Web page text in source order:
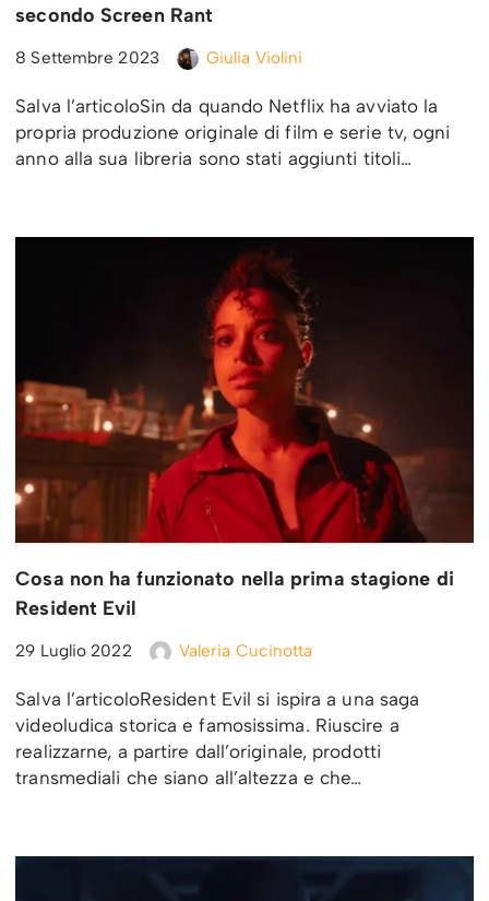
secondo Screen Rant
8 Settembre 2023 Giulia Violini
Salva l’articoloSin da quando Netflix ha avviato la
propria produzione originale di film e serie tv, ogni
anno alla sua libreria sono stati aggiunti titoli…
Cosa non ha funzionato nella prima stagione di
Resident Evil
29 Luglio 2022 Valeria Cucinotta
Salva l’articoloResident Evil si ispira a una saga
videoludica storica e famosissima. Riuscire a
realizzarne, a partire dall’originale, prodotti
transmediali che siano all’altezza e che…